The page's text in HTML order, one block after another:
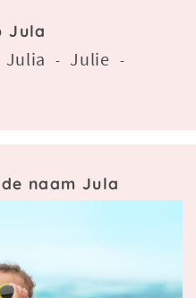
Jula
Julia - Julie -
naam Jula